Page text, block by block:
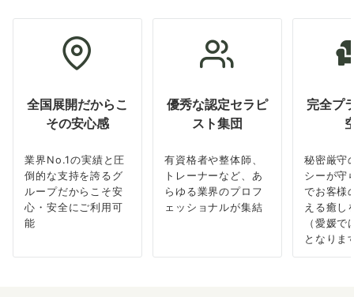
全国展開だからこ
その安心感
業界No.1の実績と圧
倒的な支持を誇るグ
ループだからこそ安
心・安全にご利用可
能
優秀な認定セラピ
スト集団
有資格者や整体師、
トレーナーなど、あ
らゆる業界のプロフ
ェッショナルが集結
完全プ
秘密厳守
シーが守
でお客様
える癒し
（愛媛で
となりま